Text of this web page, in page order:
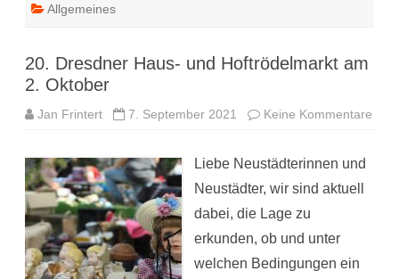
Allgemeines
20. Dresdner Haus- und Hoftrödelmarkt am
2. Oktober
Jan Frintert 7. September 2021 Keine Kommentare
Liebe Neustädterinnen und
Neustädter, wir sind aktuell
dabei, die Lage zu
erkunden, ob und unter
welchen Bedingungen ein